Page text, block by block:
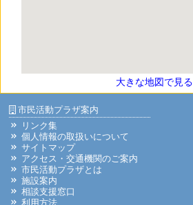
大きな地図で見る
市民活動プラザ案内
リンク集
個人情報の取扱いについて
サイトマップ
アクセス・交通機関のご案内
市民活動プラザとは
施設案内
相談支援窓口
利用方法